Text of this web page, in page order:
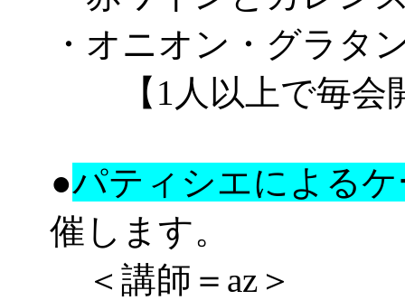
・オニオン・グラタ
【1人以上で毎会
●パティシエによる
催します。
＜講師＝az＞